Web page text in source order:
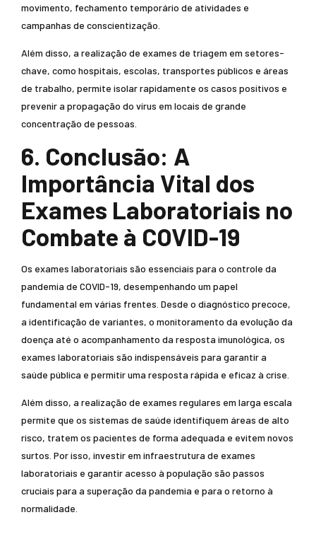
movimento, fechamento temporário de atividades e
campanhas de conscientização.
Além disso, a realização de exames de triagem em setores-
chave, como hospitais, escolas, transportes públicos e áreas
de trabalho, permite isolar rapidamente os casos positivos e
prevenir a propagação do vírus em locais de grande
concentração de pessoas.
6. Conclusão: A
Importância Vital dos
Exames Laboratoriais no
Combate à COVID-19
Os exames laboratoriais são essenciais para o controle da
pandemia de COVID-19, desempenhando um papel
fundamental em várias frentes. Desde o diagnóstico precoce,
a identificação de variantes, o monitoramento da evolução da
doença até o acompanhamento da resposta imunológica, os
exames laboratoriais são indispensáveis para garantir a
saúde pública e permitir uma resposta rápida e eficaz à crise.
Além disso, a realização de exames regulares em larga escala
permite que os sistemas de saúde identifiquem áreas de alto
risco, tratem os pacientes de forma adequada e evitem novos
surtos. Por isso, investir em infraestrutura de exames
laboratoriais e garantir acesso à população são passos
cruciais para a superação da pandemia e para o retorno à
normalidade.